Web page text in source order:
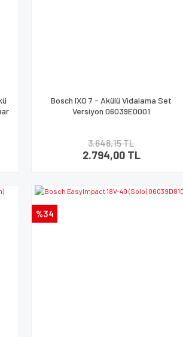
Bosch IXO 7 - Akülü Vidalama Set
Versiyon 06039E0001
3.648,15 TL
2.794,00 TL
%34